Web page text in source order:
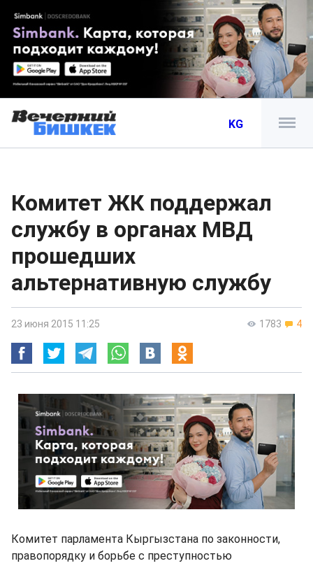
KG
Комитет ЖК поддержал
службу в органах МВД
прошедших
альтернативную службу
1783 4
23 июня 2015 11:25
Комитет парламента Кыргызстана по законности,
правопорядку и борьбе с преступностью